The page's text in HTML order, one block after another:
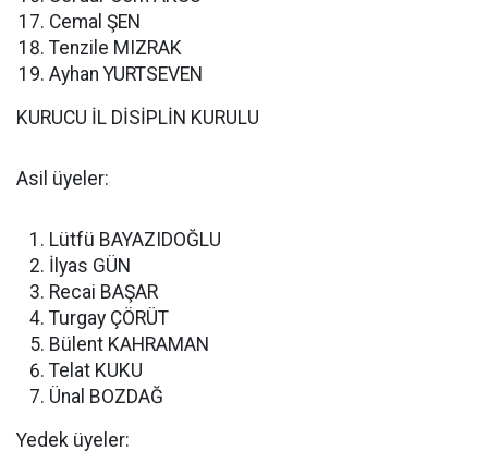
Cemal ŞEN
Tenzile MIZRAK
Ayhan YURTSEVEN
KURUCU İL DİSİPLİN KURULU
Asil üyeler:
Lütfü BAYAZIDOĞLU
İlyas GÜN
Recai BAŞAR
Turgay ÇÖRÜT
Bülent KAHRAMAN
Telat KUKU
Ünal BOZDAĞ
Yedek üyeler: